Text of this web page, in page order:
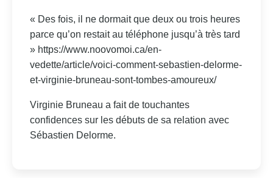
« Des fois, il ne dormait que deux ou trois heures
parce qu’on restait au téléphone jusqu’à très tard
» https://www.noovomoi.ca/en-
vedette/article/voici-comment-sebastien-delorme-
et-virginie-bruneau-sont-tombes-amoureux/
Virginie Bruneau a fait de touchantes
confidences sur les débuts de sa relation avec
Sébastien Delorme.